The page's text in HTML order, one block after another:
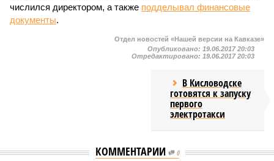
числился директором, а также подделывал финансовые
документы.
Отдел новостей «Нашей версии на Кавказе»
Опубликовано: 19.06.2017 20:03
Отредактировано: 19.06.2017 20:03
В Кисловодске
готовятся к запуску
первого
электротакси
КОММЕНТАРИИ 0